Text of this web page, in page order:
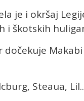
je i okršaj
i škotskih
Steaua,